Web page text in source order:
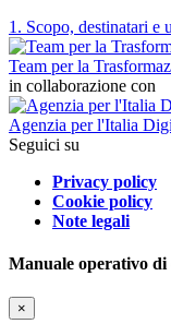
1. Scopo, destinatari e
Team per la
in collaborazione con
Agenzia per l'Italia
Seguici su
Privacy policy
Cookie policy
Note legali
Manuale operativo di
×